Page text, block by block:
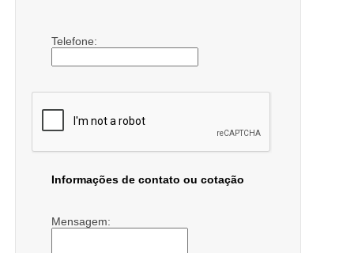
Telefone:
Informações de contato ou cotação
Mensagem: